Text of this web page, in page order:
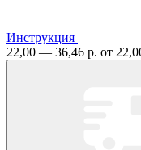
Инструкция
22,00 — 36,46 р. от